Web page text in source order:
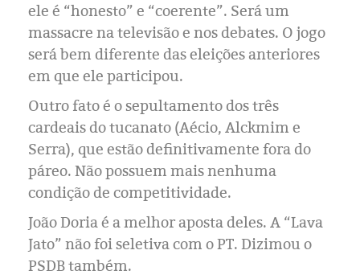
ele é “honesto” e “coerente”. Será um
massacre na televisão e nos debates. O jogo
será bem diferente das eleições anteriores
em que ele participou.
Outro fato é o sepultamento dos três
cardeais do tucanato (Aécio, Alckmim e
Serra), que estão definitivamente fora do
páreo. Não possuem mais nenhuma
condição de competitividade.
João Doria é a melhor aposta deles. A “Lava
Jato” não foi seletiva com o PT. Dizimou o
PSDB também.